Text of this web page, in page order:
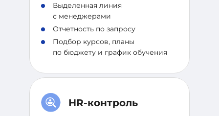
Выделенная линия
с менеджерами
Отчетность по запросу
Подбор курсов, планы
по бюджету и график обучения
HR-контроль